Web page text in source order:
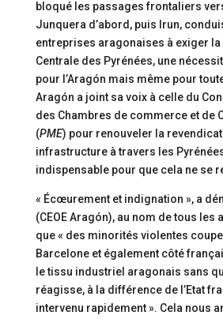
bloqué les passages frontaliers
Junquera d’abord, puis Irun,
entreprises aragonaises à exiger la
Centrale des Pyrénées, une
pour l’Aragón mais même pour toute
Aragón a joint sa voix à celle du
des Chambres de commerce et de
(PME) pour renouveler la
infrastructure à travers les
indispensable pour que cela ne se
« Écœurement et indignation », a
(CEOE Aragón), au nom de tous les
que « des minorités violentes
Barcelone et également côté
le tissu industriel aragonais sans
réagisse, à la différence de l’Etat
intervenu rapidement ». Cela nous